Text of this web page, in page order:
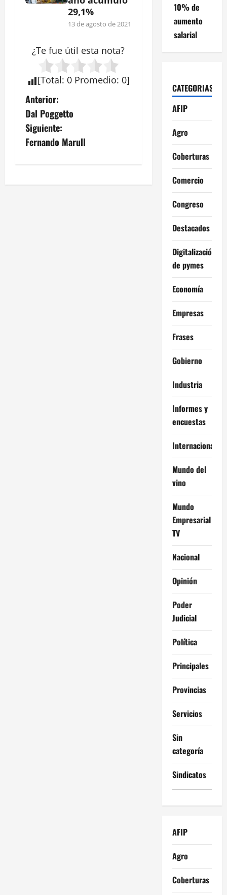
29,1%
13 de agosto de 2021
¿Te fue útil esta nota?
[Total: 0 Promedio: 0]
N
a
v
g
Anterior:
Dal Poggetto
Siguiente:
Fernando Marull
10% de
aumento
salarial
CATEGORIAS
AFIP
Agro
Coberturas
Comercio
Congreso
Destacados
Digitalización
de pymes
Economía
Empresas
Frases
Gobierno
Industria
Informes y
encuestas
Internacional
Mundo del
vino
Mundo
Empresarial
TV
Nacional
Opinión
Poder
Judicial
Política
Principales
Provincias
Servicios
Sin
categoría
Sindicatos
AFIP
Agro
Coberturas